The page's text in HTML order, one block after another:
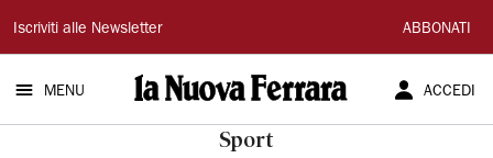
La
Nuova
Ferrara
Iscriviti alle Newsletter ABBONATI
MENU ACCEDI
Sport